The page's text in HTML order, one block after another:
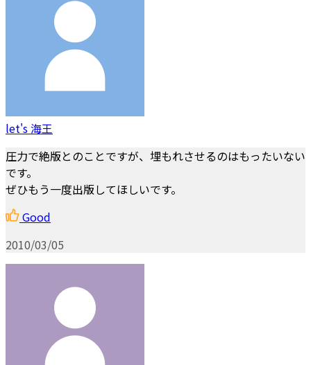
let's 海王
圧力で絶版とのことですが、埋もれさせるのはもったいない
です。
ぜひもう一度出版してほしいです。
Good
2010/03/05